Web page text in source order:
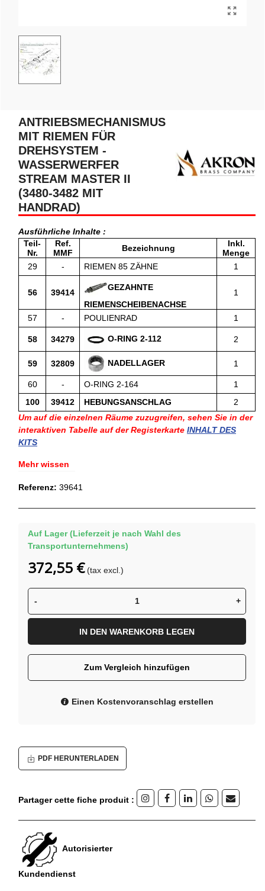
ANTRIEBSMECHANISMUS
MIT RIEMEN FÜR
DREHSYSTEM -
WASSERWERFER
STREAM MASTER II
(3480-3482 MIT
HANDRAD)
Ausführliche Inhalte :
Teil-
Nr.
Ref.
MMF
Bezeichnung
Inkl.
Menge
29
- RIEMEN 85 ZÄHNE 1
56 39414
GEZAHNTE
RIEMENSCHEIBENACHSE
1
57 - POULIENRAD 1
58 34279 O-RING 2-112 2
59 32809 NADELLAGER 1
60 - O-RING 2-164
1
100
39412 HEBUNGSANSCHLAG
2
Um auf die einzelnen Räume zuzugreifen, sehen Sie in der
interaktiven Tabelle auf der Registerkarte INHALT DES
KITS
Mehr wissen
Referenz: 39641
Auf Lager (Lieferzeit je nach Wahl des
Transportunternehmens)
- +
IN DEN WARENKORB LEGEN
Zum Vergleich hinzufügen
Einen Kostenvoranschlag erstellen
372,55 € (tax excl.)
PDF HERUNTERLADEN
Partager cette fiche produit :
Autorisierter
Kundendienst